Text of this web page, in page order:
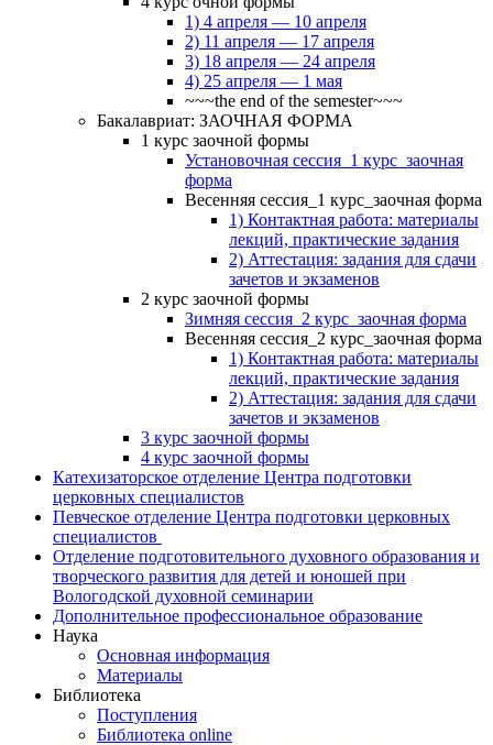
1) 4 апреля — 10 апреля
2) 11 апреля — 17 апреля
3) 18 апреля — 24 апреля
4) 25 апреля — 1 мая
~~~the end of the semester~~~
Бакалавриат: ЗАОЧНАЯ ФОРМА
1 курс заочной формы
Установочная сессия_1 курс_заочная
форма
Весенняя сессия_1 курс_заочная форма
1) Контактная работа: материалы
лекций, практические задания
2) Аттестация: задания для сдачи
зачетов и экзаменов
2 курс заочной формы
Зимняя сессия_2 курс_заочная форма
Весенняя сессия_2 курс_заочная форма
1) Контактная работа: материалы
лекций, практические задания
2) Аттестация: задания для сдачи
зачетов и экзаменов
3 курс заочной формы
4 курс заочной формы
Катехизаторское отделение Центра подготовки
церковных специалистов
Певческое отделение Центра подготовки церковных
специалистов
Отделение подготовительного духовного образования и
творческого развития для детей и юношей при
Вологодской духовной семинарии
Дополнительное профессиональное образование
Наука
Основная информация
Материалы
Библиотека
Поступления
Библиотека online